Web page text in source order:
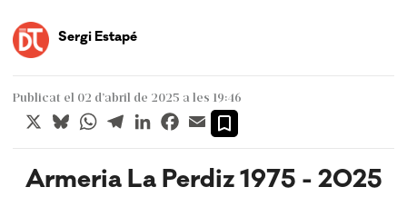
Sergi Estapé
Publicat el 02 d’abril de 2025 a les 19:46
X BlueskyWhatsApp
TelegramLinkedInFacebook
Email
Armeria La Perdiz 1975 - 2025